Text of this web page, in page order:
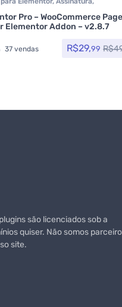
Page Builder
Plugins
, Woocommerce
Pro – WooCommerce Page
Elementor Addon – v2.8.7
37 vendas R$29,99 R$
são licenciados sob a
quiser. Não somos
site.